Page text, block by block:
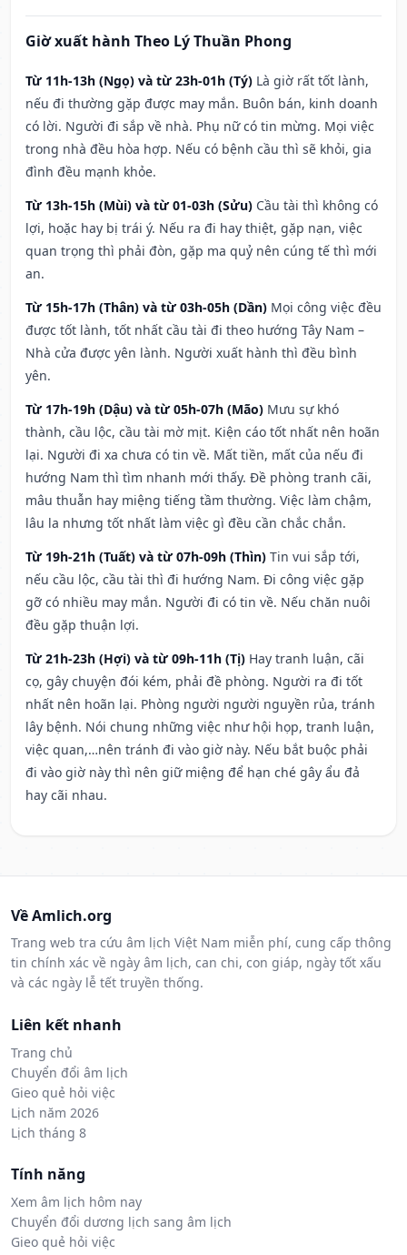
Giờ xuất hành Theo Lý Thuần Phong
Từ 11h-13h (Ngọ) và từ 23h-01h (Tý) Là giờ rất tốt lành,
nếu đi thường gặp được may mắn. Buôn bán, kinh doanh
có lời. Người đi sắp về nhà. Phụ nữ có tin mừng. Mọi việc
trong nhà đều hòa hợp. Nếu có bệnh cầu thì sẽ khỏi, gia
đình đều mạnh khỏe.
Từ 13h-15h (Mùi) và từ 01-03h (Sửu) Cầu tài thì không có
lợi, hoặc hay bị trái ý. Nếu ra đi hay thiệt, gặp nạn, việc
quan trọng thì phải đòn, gặp ma quỷ nên cúng tế thì mới
an.
Từ 15h-17h (Thân) và từ 03h-05h (Dần) Mọi công việc đều
được tốt lành, tốt nhất cầu tài đi theo hướng Tây Nam –
Nhà cửa được yên lành. Người xuất hành thì đều bình
yên.
Từ 17h-19h (Dậu) và từ 05h-07h (Mão) Mưu sự khó
thành, cầu lộc, cầu tài mờ mịt. Kiện cáo tốt nhất nên hoãn
lại. Người đi xa chưa có tin về. Mất tiền, mất của nếu đi
hướng Nam thì tìm nhanh mới thấy. Đề phòng tranh cãi,
mâu thuẫn hay miệng tiếng tầm thường. Việc làm chậm,
lâu la nhưng tốt nhất làm việc gì đều cần chắc chắn.
Từ 19h-21h (Tuất) và từ 07h-09h (Thìn) Tin vui sắp tới,
nếu cầu lộc, cầu tài thì đi hướng Nam. Đi công việc gặp
gỡ có nhiều may mắn. Người đi có tin về. Nếu chăn nuôi
đều gặp thuận lợi.
Từ 21h-23h (Hợi) và từ 09h-11h (Tị) Hay tranh luận, cãi
cọ, gây chuyện đói kém, phải đề phòng. Người ra đi tốt
nhất nên hoãn lại. Phòng người người nguyền rủa, tránh
lây bệnh. Nói chung những việc như hội họp, tranh luận,
việc quan,…nên tránh đi vào giờ này. Nếu bắt buộc phải
đi vào giờ này thì nên giữ miệng để hạn ché gây ẩu đả
hay cãi nhau.
Về Amlich.org
Trang web tra cứu âm lịch Việt Nam miễn phí, cung cấp thông
tin chính xác về ngày âm lịch, can chi, con giáp, ngày tốt xấu
và các ngày lễ tết truyền thống.
Liên kết nhanh
Trang chủ
Chuyển đổi âm lịch
Gieo quẻ hỏi việc
Lịch năm 2026
Lịch tháng 8
Tính năng
Xem âm lịch hôm nay
Chuyển đổi dương lịch sang âm lịch
Gieo quẻ hỏi việc